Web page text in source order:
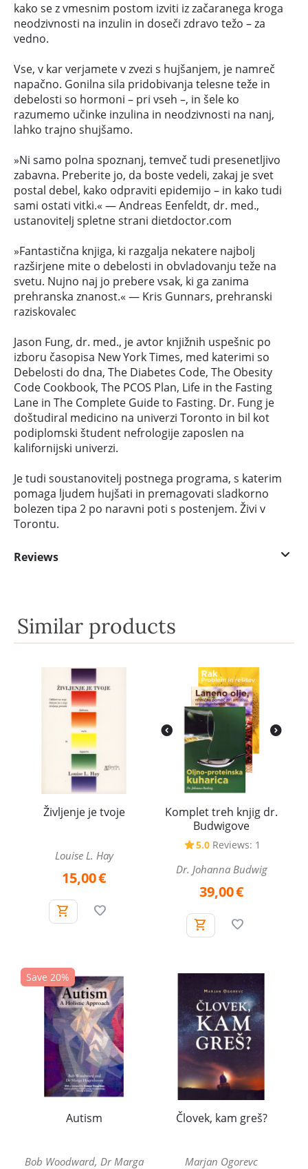
kako se z vmesnim postom izviti iz začaranega kroga
neodzivnosti na inzulin in doseči zdravo težo – za
vedno.
Vse, v kar verjamete v zvezi s hujšanjem, je namreč
napačno. Gonilna sila pridobivanja telesne teže in
debelosti so hormoni – pri vseh –, in šele ko
razumemo učinke inzulina in neodzivnosti na nanj,
lahko trajno shujšamo.
»Ni samo polna spoznanj, temveč tudi presenetljivo
zabavna. Preberite jo, da boste vedeli, zakaj je svet
postal debel, kako odpraviti epidemijo – in kako tudi
sami ostati vitki.« — Andreas Eenfeldt, dr. med.,
ustanovitelj spletne strani dietdoctor.com
»Fantastična knjiga, ki razgalja nekatere najbolj
razširjene mite o debelosti in obvladovanju teže na
svetu. Nujno naj jo prebere vsak, ki ga zanima
prehranska znanost.« — Kris Gunnars, prehranski
raziskovalec
Jason Fung, dr. med., je avtor knjižnih uspešnic po
izboru časopisa New York Times, med katerimi so
Debelosti do dna, The Diabetes Code, The Obesity
Code Cookbook, The PCOS Plan, Life in the Fasting
Lane in The Complete Guide to Fasting. Dr. Fung je
doštudiral medicino na univerzi Toronto in bil kot
podiplomski študent nefrologije zaposlen na
kalifornijski univerzi.
Je tudi soustanovitelj postnega programa, s katerim
pomaga ljudem hujšati in premagovati sladkorno
bolezen tipa 2 po naravni poti s postenjem. Živi v
Torontu.
Reviews
Similar products
Življenje je tvoje
Louise L. Hay
15,00€
Komplet treh knjig dr.
Budwigove
5.0 Reviews: 1
Dr. Johanna Budwig
39,00€
Save 20%
Autism
Bob Woodward, Dr Marga
Človek, kam greš?
Marjan Ogorevc